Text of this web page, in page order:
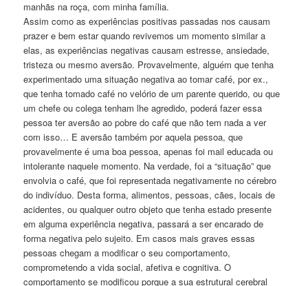
manhãs na roça, com minha família.
Assim como as experiências positivas passadas nos causam
prazer e bem estar quando revivemos um momento similar a
elas, as experiências negativas causam estresse, ansiedade,
tristeza ou mesmo aversão. Provavelmente, alguém que tenha
experimentado uma situação negativa ao tomar café, por ex.,
que tenha tomado café no velório de um parente querido, ou que
um chefe ou colega tenham lhe agredido, poderá fazer essa
pessoa ter aversão ao pobre do café que não tem nada a ver
com isso… E aversão também por aquela pessoa, que
provavelmente é uma boa pessoa, apenas foi mail educada ou
intolerante naquele momento. Na verdade, foi a “situação” que
envolvia o café, que foi representada negativamente no cérebro
do indivíduo. Desta forma, alimentos, pessoas, cães, locais de
acidentes, ou qualquer outro objeto que tenha estado presente
em alguma experiência negativa, passará a ser encarado de
forma negativa pelo sujeito. Em casos mais graves essas
pessoas chegam a modificar o seu comportamento,
comprometendo a vida social, afetiva e cognitiva. O
comportamento se modificou porque a sua estrutural cerebral